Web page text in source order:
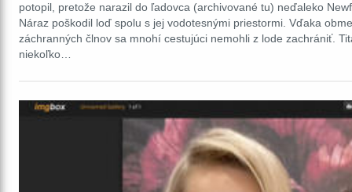
potopil, pretože narazil do ľadovca (archivované tu) neďaleko
Náraz poškodil loď spolu s jej vodotesnými priestormi. Vďaka
záchranných člnov sa mnohí cestujúci nemohli z lode zachrániť.
niekoľko…